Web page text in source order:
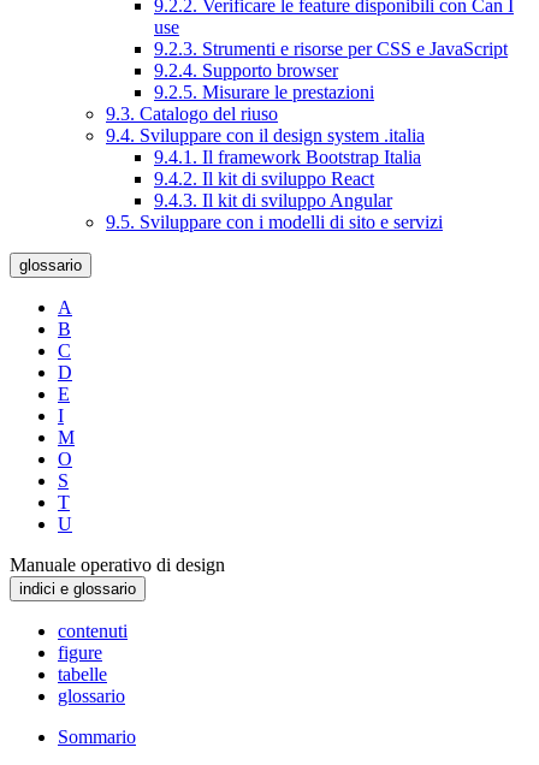
9.2.2. Verificare le feature disponibili con Can I
use
9.2.3. Strumenti e risorse per CSS e JavaScript
9.2.4. Supporto browser
9.2.5. Misurare le prestazioni
9.3. Catalogo del riuso
9.4. Sviluppare con il design system .italia
9.4.1. Il framework Bootstrap Italia
9.4.2. Il kit di sviluppo React
9.4.3. Il kit di sviluppo Angular
9.5. Sviluppare con i modelli di sito e servizi
glossario
A
B
C
D
E
I
M
O
S
T
U
Manuale operativo di design
indici e glossario
contenuti
figure
tabelle
glossario
Sommario